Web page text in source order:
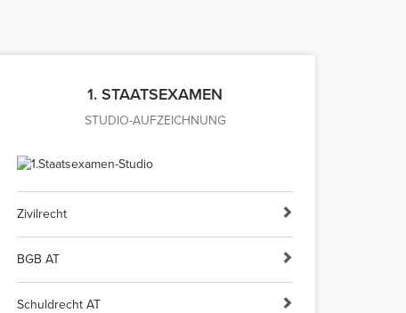
1. STAATSEXAMEN
STUDIO-AUFZEICHNUNG
Zivilrecht
BGB AT
Schuldrecht AT